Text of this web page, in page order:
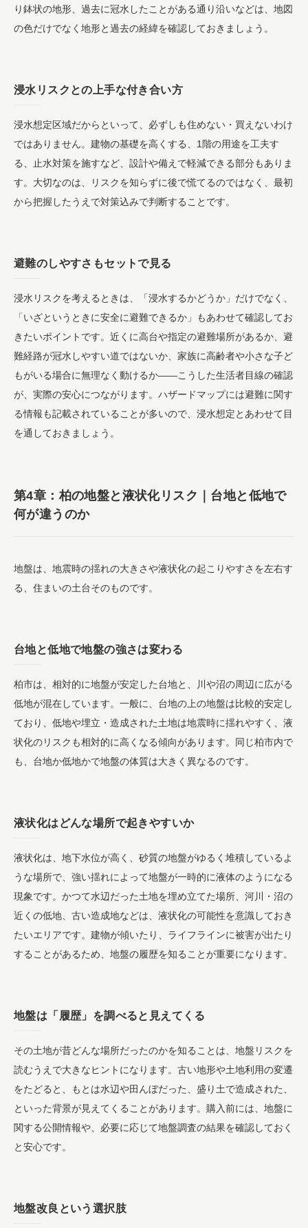
り鉢状の地形、過去に冠水したことがある通り沿いなどは、地図
の色だけでなく地形と過去の経緯を確認しておきましょう。
浸水リスクとの上手な付き合い方
浸水想定区域だからといって、必ずしも住めない・買えないわけ
ではありません。建物の基礎を高くする、1階の用途を工夫す
る、止水対策を施すなど、設計や備えで軽減できる部分もありま
す。大切なのは、リスクを知らずに後で慌てるのではなく、最初
から把握したうえで対策込みで判断することです。
避難のしやすさもセットで見る
浸水リスクを考えるときは、「浸水するかどうか」だけでなく、
「いざというときに安全に避難できるか」もあわせて確認してお
きたいポイントです。近くに高台や指定の避難場所があるか、避
難経路が冠水しやすい道ではないか、家族に高齢者や小さな子ど
もがいる場合に無理なく動けるか――こうした生活者目線の確認
が、実際の安心につながります。ハザードマップには避難に関す
る情報も記載されていることが多いので、浸水想定とあわせて目
を通しておきましょう。
第4章：柏の地盤と液状化リスク｜台地と低地で
何が違うのか
地盤は、地震時の揺れの大きさや液状化の起こりやすさを左右す
る、住まいの土台そのものです。
台地と低地で地盤の強さは変わる
柏市は、相対的に地盤が安定した台地と、川や沼の周辺に広がる
低地が混在しています。一般に、台地の上の地盤は比較的安定し
ており、低地や埋立・造成された土地は地震時に揺れやすく、液
状化のリスクも相対的に高くなる傾向があります。同じ柏市内で
も、台地か低地かで地盤の体質は大きく異なるのです。
液状化はどんな場所で起きやすいか
液状化は、地下水位が高く、砂質の地盤がゆるく堆積しているよ
うな場所で、強い揺れによって地盤が一時的に液体のようになる
現象です。かつて水辺だった土地を埋め立てた場所、河川・沼の
近くの低地、古い造成地などは、液状化の可能性を意識しておき
たいエリアです。建物が傾いたり、ライフラインに被害が出たり
することがあるため、地盤の履歴を知ることが重要になります。
地盤は「履歴」を調べると見えてくる
その土地が昔どんな場所だったのかを知ることは、地盤リスクを
読むうえで大きなヒントになります。古い地形や土地利用の変遷
をたどると、もとは水辺や田んぼだった、盛り土で造成された、
といった背景が見えてくることがあります。購入前には、地盤に
関する公開情報や、必要に応じて地盤調査の結果を確認しておく
と安心です。
地盤改良という選択肢